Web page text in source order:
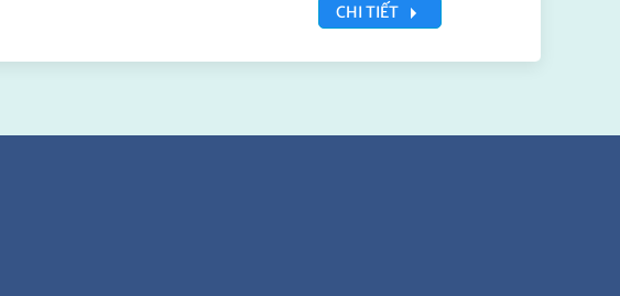
CHI TIẾT